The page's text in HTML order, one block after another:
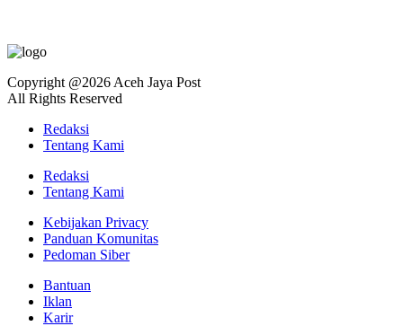
Copyright @2026 Aceh Jaya Post
All Rights Reserved
Redaksi
Tentang Kami
Redaksi
Tentang Kami
Kebijakan Privacy
Panduan Komunitas
Pedoman Siber
Bantuan
Iklan
Karir